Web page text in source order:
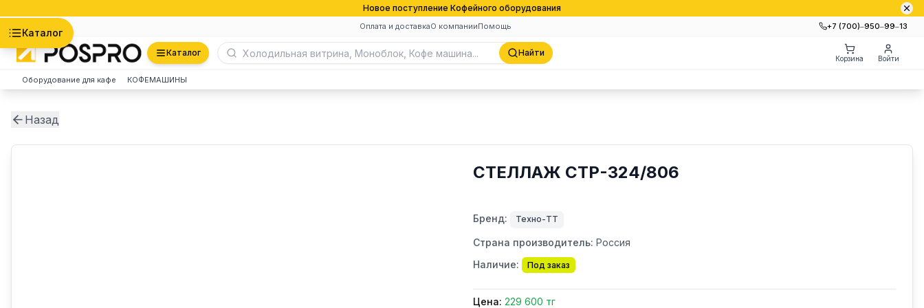
Новое поступление Кофейного оборудования
Оплата и доставкаО компанииПомощь +7 (700)‒950‒99‒13
Каталог
Каталог Найти
Корзина Войти
Оборудование для кафе КОФЕМАШИНЫ
Назад
СТЕЛЛАЖ СТР-324/806
Бренд: Техно-ТТ
Страна производитель: Россия
Наличие:
Под заказ
Цена: 229 600 тг